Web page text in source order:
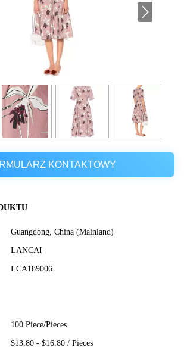
KONTAKTOWY
Guangdong, China (Mainland)
LANCAI
LCA189006
100 Piece/Pieces
$13.80 - $16.80 / Pieces